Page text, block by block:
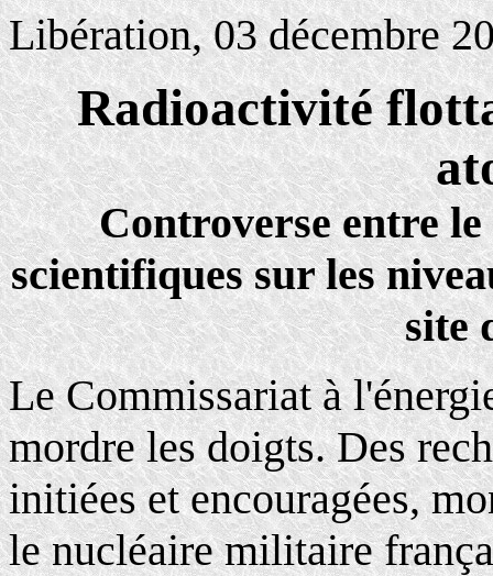
Libération, 03 décembre
Radioactivité
Controverse entre
scientifiques sur les
site
Le Commissariat à
mordre les doigts. Des
initiées et encouragées,
le nucléaire militaire